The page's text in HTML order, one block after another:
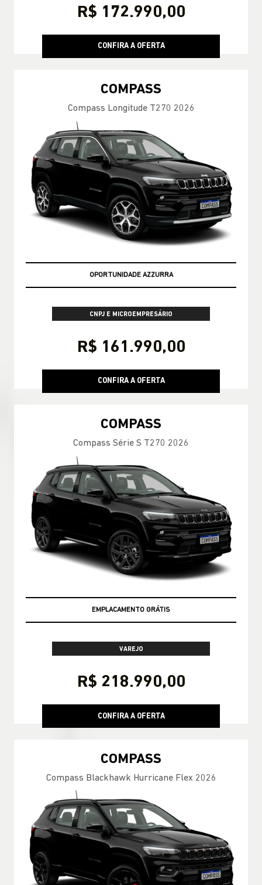
R$ 172.990,00
CONFIRA A OFERTA
COMPASS
Compass Longitude T270 2026
MELHOR PREÇO DO RIO DE JANEIRO
CNPJ E MICROEMPRESÁRIO
R$ 161.990,00
CONFIRA A OFERTA
COMPASS
Compass Série S T270 2026
TAXA ZERO
VAREJO
R$ 218.990,00
CONFIRA A OFERTA
COMPASS
Compass Blackhawk Hurricane Flex 2026